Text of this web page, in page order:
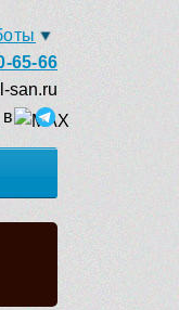
65-66
san.ru